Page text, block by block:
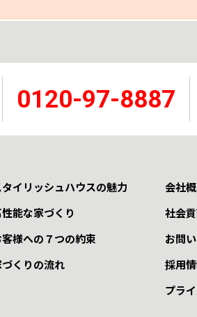
0120-97-8887
タイリッシュハウスの魅力
能な家づくり
客様への７つの約束
づくりの流れ
会社
社会
お問
採用
プラ